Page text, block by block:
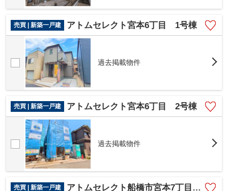
売買 | 新築一戸建 アトムセレクト宮本6丁目 1号棟
過去掲載物件
売買 | 新築一戸建 アトムセレクト宮本6丁目 2号棟
過去掲載物件
売買 | 新築一戸建 アトムセレクト船橋市宮本7丁目A号棟